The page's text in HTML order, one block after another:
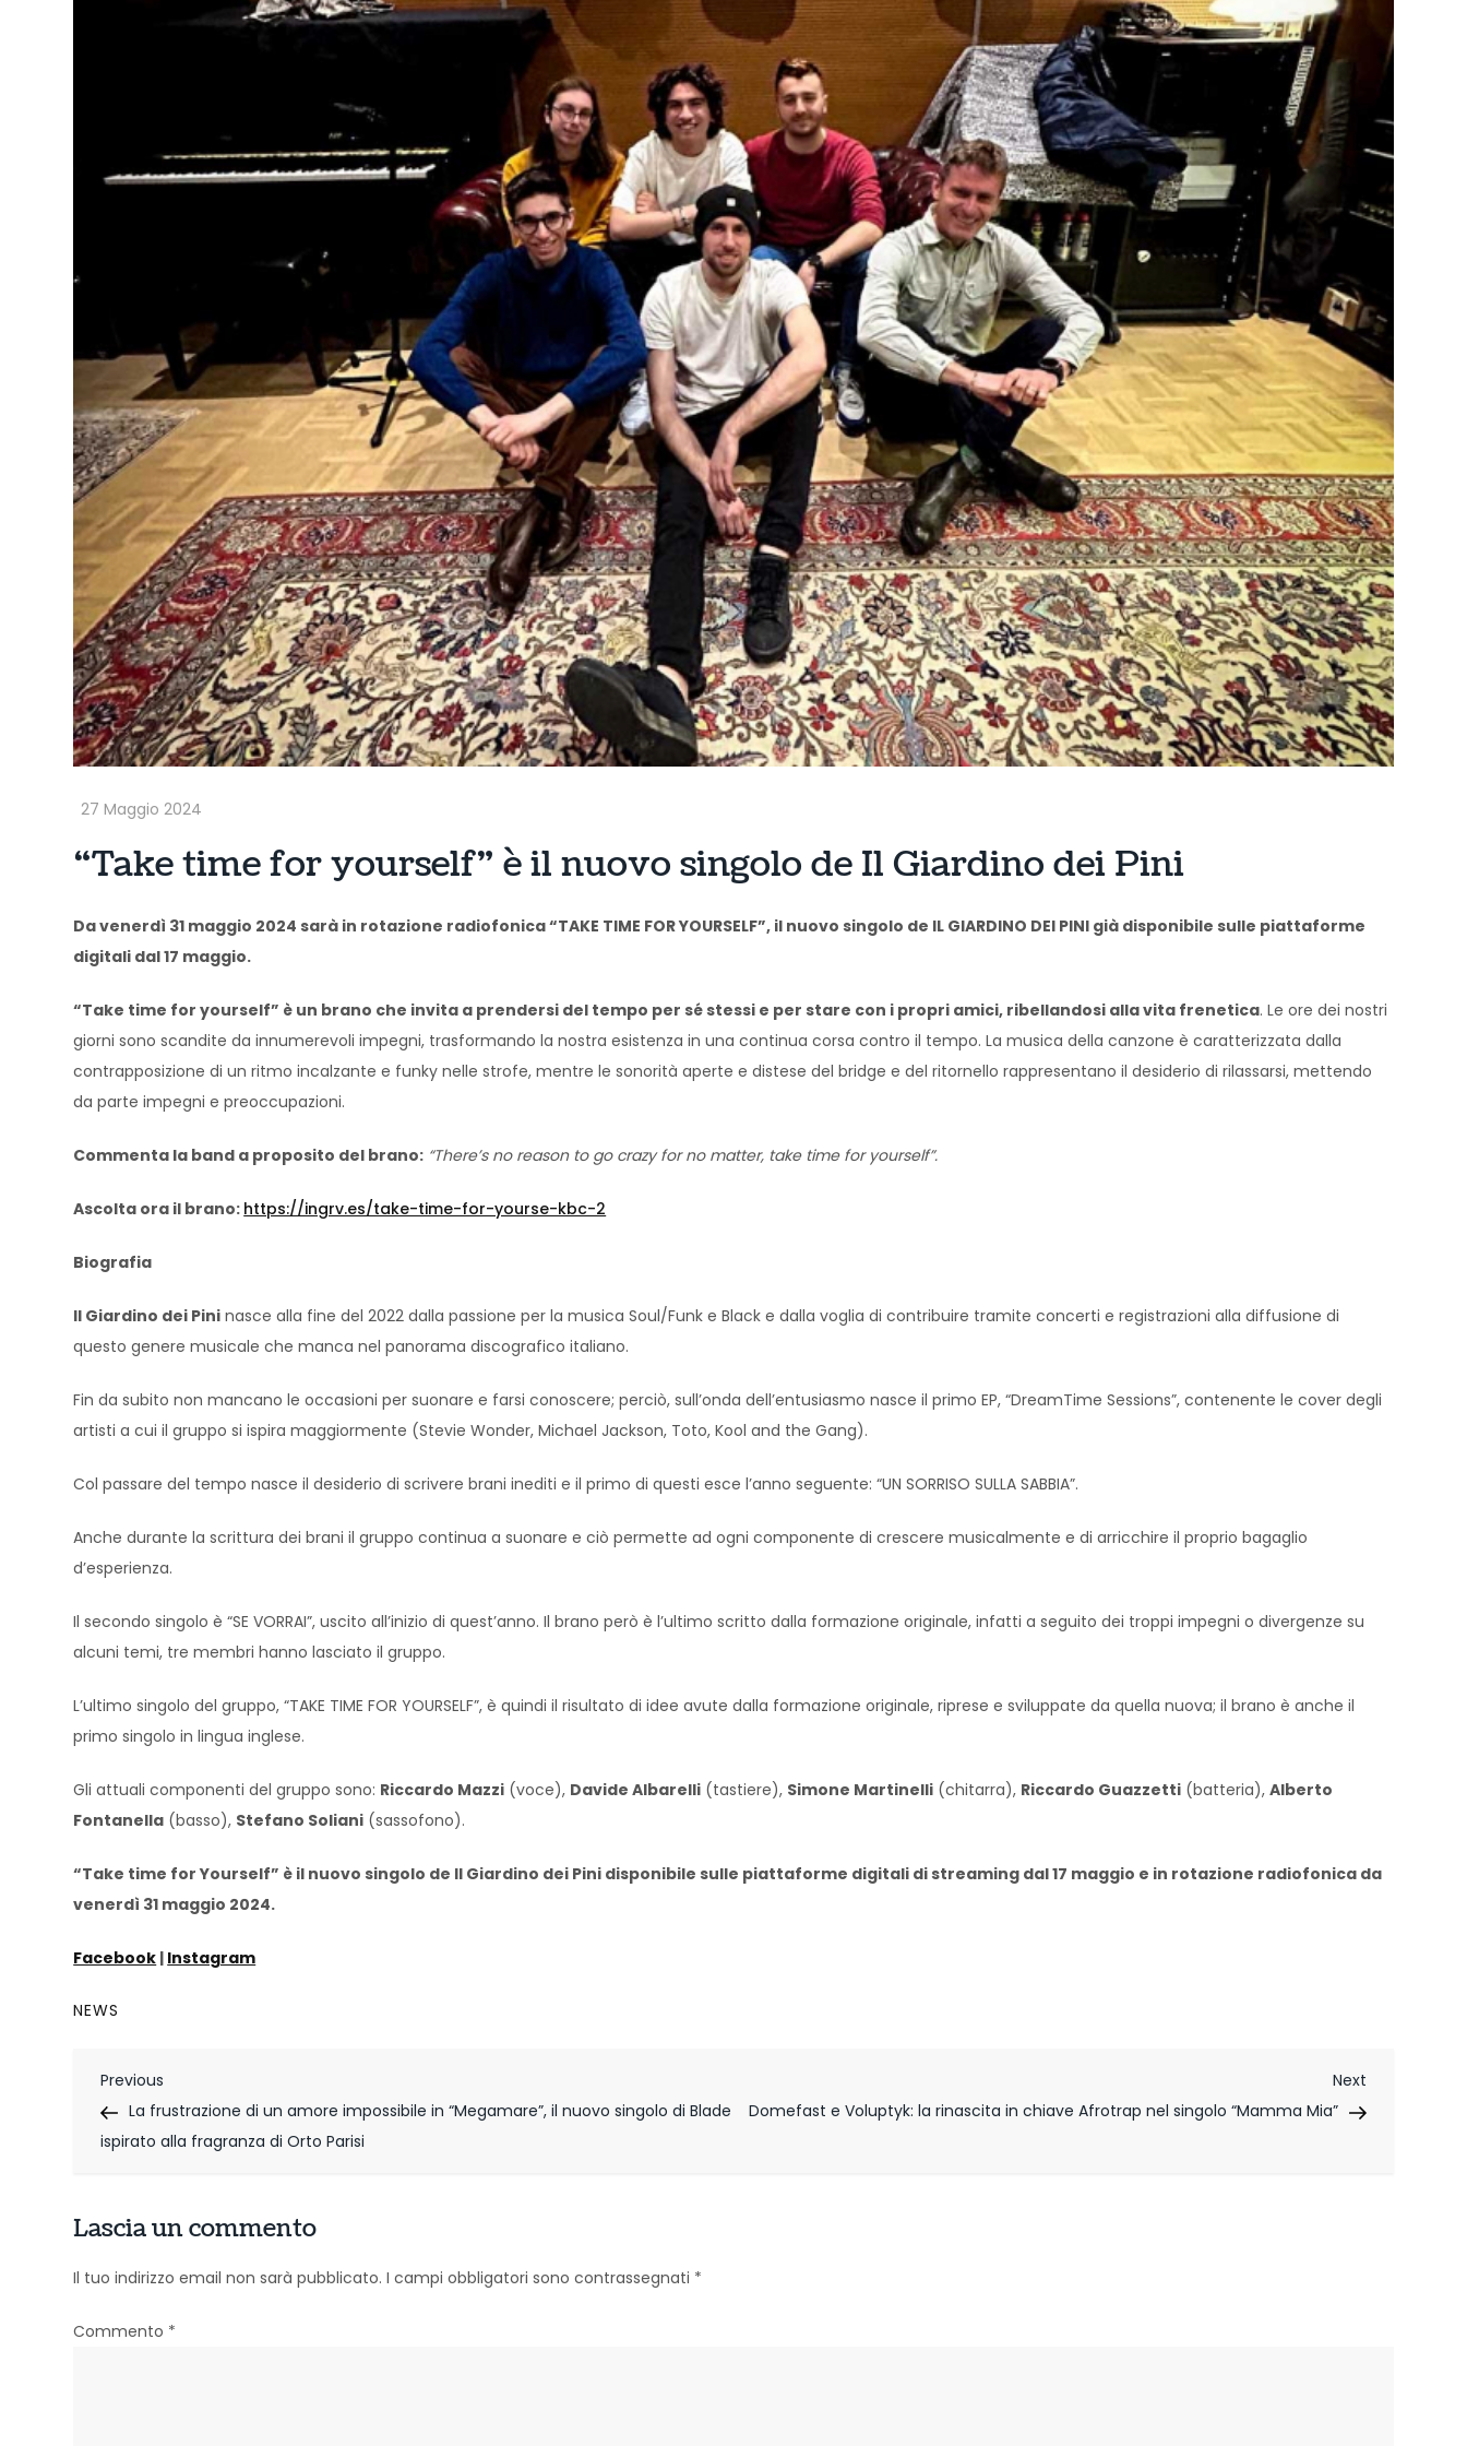
“Take time for yourself” è il nuovo singolo de Il Giardino dei Pini
Da venerdì 31 maggio 2024 sarà in rotazione radiofonica “TAKE TIME FOR YOURSELF”, il nuovo singolo de IL GIARDINO DEI PINI già disponibile sulle piattaforme
digitali dal 17 maggio.
“Take time for yourself” è un brano che invita a prendersi del tempo per sé stessi e per stare con i propri amici, ribellandosi alla vita frenetica. Le ore dei nostri
giorni sono scandite da innumerevoli impegni, trasformando la nostra esistenza in una continua corsa contro il tempo. La musica della canzone è caratterizzata dalla
contrapposizione di un ritmo incalzante e funky nelle strofe, mentre le sonorità aperte e distese del bridge e del ritornello rappresentano il desiderio di rilassarsi, mettendo
da parte impegni e preoccupazioni.
Commenta la band a proposito del brano: “There’s no reason to go crazy for no matter, take time for yourself”.
Ascolta ora il brano: https://ingrv.es/take-time-for-yourse-kbc-2
Biografia
Il Giardino dei Pini nasce alla fine del 2022 dalla passione per la musica Soul/Funk e Black e dalla voglia di contribuire tramite concerti e registrazioni alla diffusione di
questo genere musicale che manca nel panorama discografico italiano.
Fin da subito non mancano le occasioni per suonare e farsi conoscere; perciò, sull’onda dell’entusiasmo nasce il primo EP, “DreamTime Sessions”, contenente le cover degli
artisti a cui il gruppo si ispira maggiormente (Stevie Wonder, Michael Jackson, Toto, Kool and the Gang).
Col passare del tempo nasce il desiderio di scrivere brani inediti e il primo di questi esce l’anno seguente: “UN SORRISO SULLA SABBIA”.
Anche durante la scrittura dei brani il gruppo continua a suonare e ciò permette ad ogni componente di crescere musicalmente e di arricchire il proprio bagaglio
d’esperienza.
Il secondo singolo è “SE VORRAI”, uscito all’inizio di quest’anno. Il brano però è l’ultimo scritto dalla formazione originale, infatti a seguito dei troppi impegni o divergenze su
alcuni temi, tre membri hanno lasciato il gruppo.
L’ultimo singolo del gruppo, “TAKE TIME FOR YOURSELF”, è quindi il risultato di idee avute dalla formazione originale, riprese e sviluppate da quella nuova; il brano è anche il
primo singolo in lingua inglese.
Gli attuali componenti del gruppo sono: Riccardo Mazzi (voce), Davide Albarelli (tastiere), Simone Martinelli (chitarra), Riccardo Guazzetti (batteria),Alberto
Fontanella (basso), Stefano Soliani (sassofono).
“Take time for Yourself” è il nuovo singolo de Il Giardino dei Pini disponibile sulle piattaforme digitali di streaming dal 17 maggio e in rotazione radiofonica da
venerdì 31 maggio 2024.
Facebook | Instagram
NEWS
N
a
i
a
z
Previous
Post
Previous
La frustrazione di un amore impossibile in “Megamare”, il nuovo singolo di Blade
ispirato alla fragranza di Orto Parisi
Next
Post
Next
Domefast e Voluptyk: la rinascita in chiave Afrotrap nel singolo “Mamma Mia”
Lascia un commento
Il tuo indirizzo email non sarà pubblicato. I campi obbligatori sono contrassegnati *
Commento *